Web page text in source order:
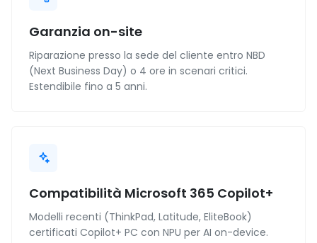
Garanzia on-site
Riparazione presso la sede del cliente entro NBD
(Next Business Day) o 4 ore in scenari critici.
Estendibile fino a 5 anni.
Compatibilità Microsoft 365 Copilot+
Modelli recenti (ThinkPad, Latitude, EliteBook)
certificati Copilot+ PC con NPU per AI on-device.